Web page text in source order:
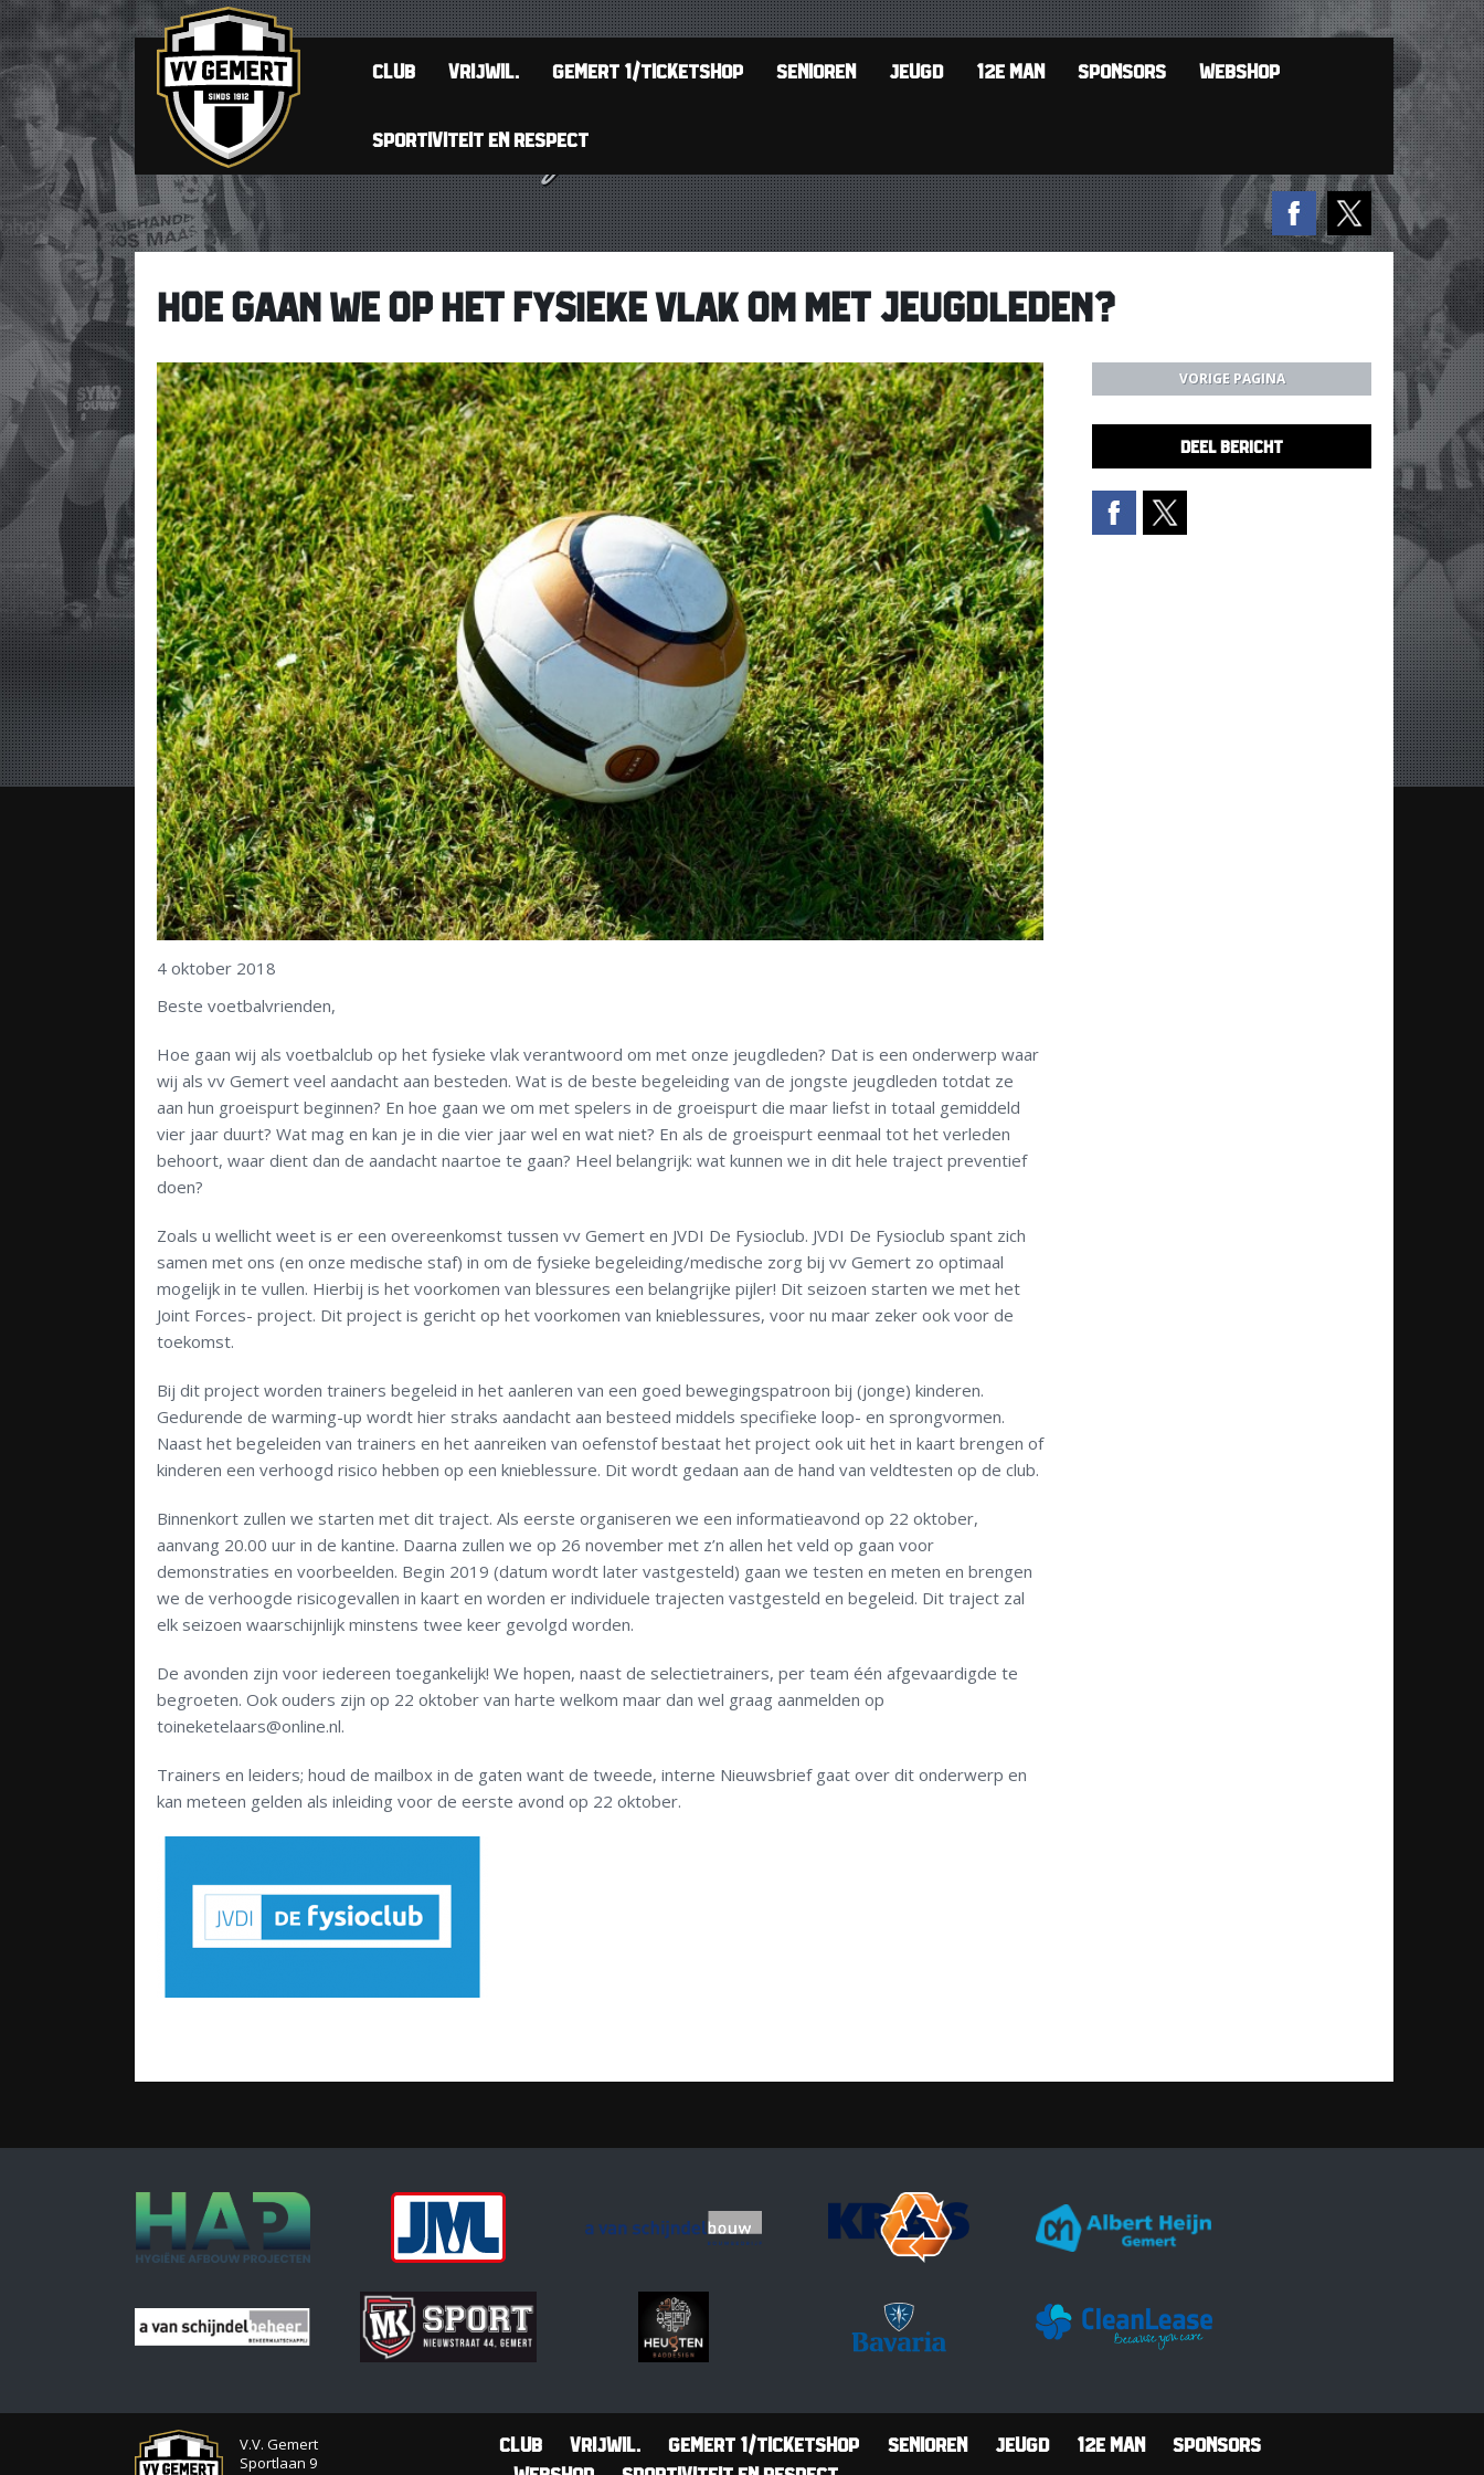
CLUB VRIJWIL. GEMERT 1/TICKETSHOP SENIOREN JEUGD 12E MAN SPONSORS WEBSHOP
SPORTIVITEIT EN RESPECT
HOE GAAN WE OP HET FYSIEKE VLAK OM MET JEUGDLEDEN?
4 oktober 2018
Beste voetbalvrienden,
Hoe gaan wij als voetbalclub op het fysieke vlak verantwoord om met onze jeugdleden? Dat is een onderwerp waar
wij als vv Gemert veel aandacht aan besteden. Wat is de beste begeleiding van de jongste jeugdleden totdat ze
aan hun groeispurt beginnen? En hoe gaan we om met spelers in de groeispurt die maar liefst in totaal gemiddeld
vier jaar duurt? Wat mag en kan je in die vier jaar wel en wat niet? En als de groeispurt eenmaal tot het verleden
behoort, waar dient dan de aandacht naartoe te gaan? Heel belangrijk: wat kunnen we in dit hele traject preventief
doen?
Zoals u wellicht weet is er een overeenkomst tussen vv Gemert en JVDI De Fysioclub. JVDI De Fysioclub spant zich
samen met ons (en onze medische staf) in om de fysieke begeleiding/medische zorg bij vv Gemert zo optimaal
mogelijk in te vullen. Hierbij is het voorkomen van blessures een belangrijke pijler! Dit seizoen starten we met het
Joint Forces- project. Dit project is gericht op het voorkomen van knieblessures, voor nu maar zeker ook voor de
toekomst.
Bij dit project worden trainers begeleid in het aanleren van een goed bewegingspatroon bij (jonge) kinderen.
Gedurende de warming-up wordt hier straks aandacht aan besteed middels specifieke loop- en sprongvormen.
Naast het begeleiden van trainers en het aanreiken van oefenstof bestaat het project ook uit het in kaart brengen of
kinderen een verhoogd risico hebben op een knieblessure. Dit wordt gedaan aan de hand van veldtesten op de club.
Binnenkort zullen we starten met dit traject. Als eerste organiseren we een informatieavond op 22 oktober,
aanvang 20.00 uur in de kantine. Daarna zullen we op 26 november met z’n allen het veld op gaan voor
demonstraties en voorbeelden. Begin 2019 (datum wordt later vastgesteld) gaan we testen en meten en brengen
we de verhoogde risicogevallen in kaart en worden er individuele trajecten vastgesteld en begeleid. Dit traject zal
elk seizoen waarschijnlijk minstens twee keer gevolgd worden.
De avonden zijn voor iedereen toegankelijk! We hopen, naast de selectietrainers, per team één afgevaardigde te
begroeten. Ook ouders zijn op 22 oktober van harte welkom maar dan wel graag aanmelden op
toineketelaars@online.nl.
Trainers en leiders; houd de mailbox in de gaten want de tweede, interne Nieuwsbrief gaat over dit onderwerp en
kan meteen gelden als inleiding voor de eerste avond op 22 oktober.
VORIGE PAGINA
DEEL BERICHT
V.V. Gemert
Sportlaan 9
Club Vrijwil. Gemert 1/Ticketshop Senioren Jeugd 12e man
Sponsors